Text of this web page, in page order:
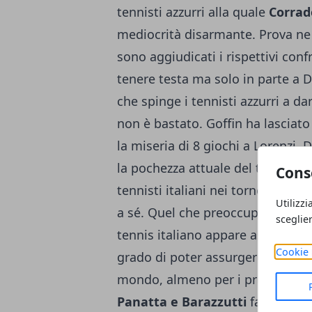
Cookie
tennisti azzurri alla quale
mediocrità disarmante. Prova
sono aggiudicati i rispettivi
tenere testa ma solo in parte a
che spinge i tennisti azzurri a
non è bastato. Goffin ha
la miseria di 8 giochi a Lorenzi.
la pochezza attuale del tennis
tennisti italiani nei tornei Atp,
a sé. Quel che preoccupa
tennis italiano appare assai
grado di poter assurgere a veri
mondo, almeno per i prossimi
Panatta e Barazzutti facevano